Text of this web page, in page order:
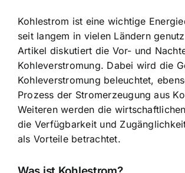
Kohlestrom ist eine wichtige
seit langem in vielen Ländern
Artikel diskutiert die Vor- und
Kohleverstromung. Dabei wird die
Kohleverstromung beleuchtet,
Prozess der Stromerzeugung aus
Weiteren werden die
die Verfügbarkeit und
als Vorteile betrachtet.